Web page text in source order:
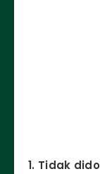
1. Tidak